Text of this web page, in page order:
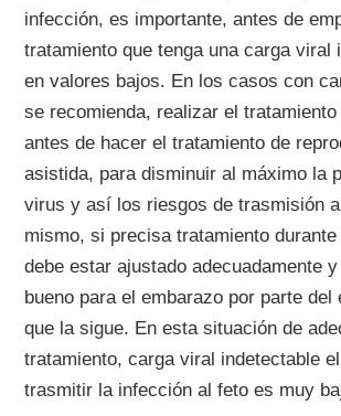
infección, es importante, antes de
tratamiento que tenga una carga viral
en valores bajos. En los casos con
se recomienda, realizar el
antes de hacer el tratamiento de
asistida, para disminuir al máximo la
virus y así los riesgos de trasmisión
mismo, si precisa tratamiento
debe estar ajustado adecuadamente
bueno para el embarazo por parte del
que la sigue. En esta situación de
tratamiento, carga viral indetectable
trasmitir la infección al feto es muy